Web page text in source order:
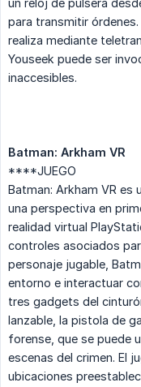
un reloj de pulsera
para transmitir
realiza mediante
Youseek puede ser
inaccesibles.
Batman: Arkham VR
****JUEGO
Batman: Arkham VR es
una perspectiva en
realidad virtual
controles asociados
personaje jugable,
entorno e interactuar
tres gadgets del
lanzable, la pistola de
forense, que se puede
escenas del crimen. El
ubicaciones